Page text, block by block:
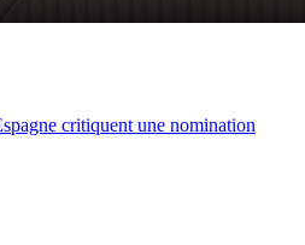
critiquent une nomination